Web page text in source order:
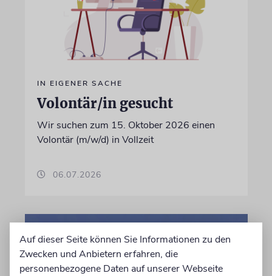
IN EIGENER SACHE
Volontär/in gesucht
Wir suchen zum 15. Oktober 2026 einen
Volontär (m/w/d) in Vollzeit
06.07.2026
Auf dieser Seite können Sie Informationen zu den
Zwecken und Anbietern erfahren, die
personenbezogene Daten auf unserer Webseite